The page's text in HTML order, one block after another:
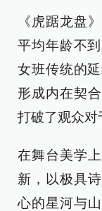
《虎踞龙盘
平均年龄不
女班传统的
形成内在契
打破了观众对
在舞台美学
新，以极具
心的星河与